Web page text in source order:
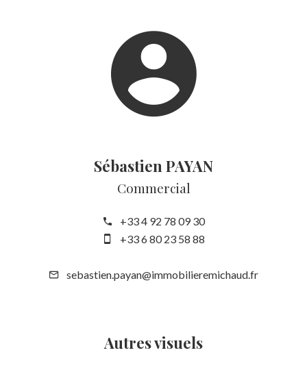
Sébastien PAYAN
Commercial
+33 4 92 78 09 30
+33 6 80 23 58 88
sebastien.payan@immobilieremichaud.fr
Autres visuels